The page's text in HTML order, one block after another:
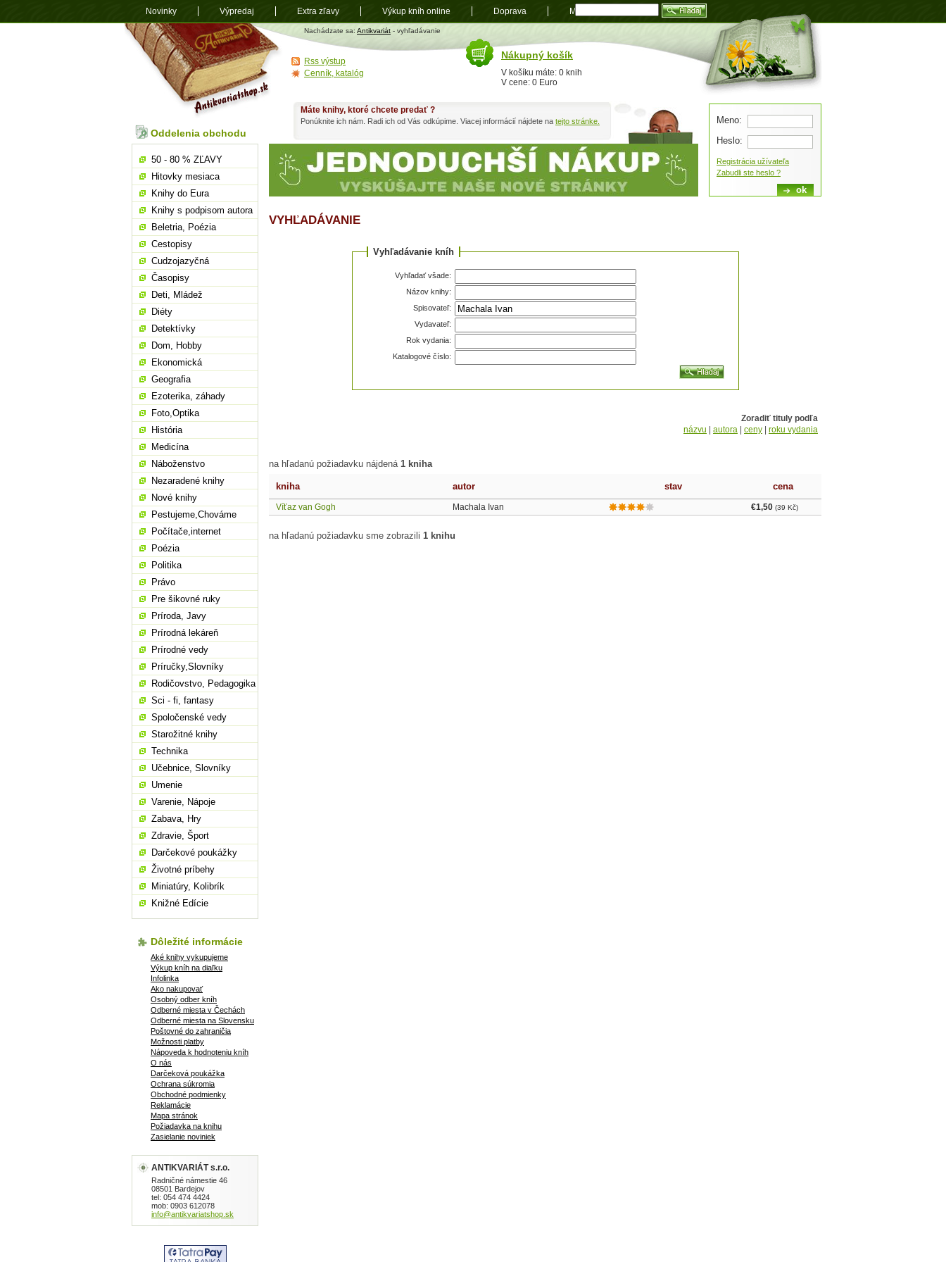
Antikvariát
shop.sk
Nachádzate sa: Antikvariát - vyhľadávanie
VYHĽADÁVANIE
Vyhľadávanie kníh
Vyhľadať všade:
Názov knihy:
Spisovateľ:
Vydavateľ:
Rok vydania:
Katalogové číslo:
Zoradiť tituly podľa
názvu
autora ceny roku vydania
na hľadanú požiadavku nájdená 1 kniha
kniha autor stav cena
Víťaz van Gogh Machala Ivan €1,50 (39 Kč)
na hľadanú požiadavku sme zobrazili 1 knihu
Máte knihy, ktoré chcete predať ?
Ponúknite ich nám. Radi ich od Vás odkúpime. Viacej informácií nájdete na tejto stránke.
Oddelenia obchodu
50 - 80 % ZĽAVY
Hitovky mesiaca
Knihy do Eura
Knihy s podpisom autora
Beletria, Poézia
Cestopisy
Cudzojazyčná
Časopisy
Deti, Mládež
Diéty
Detektívky
Dom, Hobby
Ekonomická
Geografia
Ezoterika, záhady
Foto,Optika
História
Medicína
Náboženstvo
Nezaradené knihy
Nové knihy
Pestujeme,Chováme
Počítače,internet
Poézia
Politika
Právo
Pre šikovné ruky
Príroda, Javy
Prírodná lekáreň
Prírodné vedy
Príručky,Slovníky
Rodičovstvo, Pedagogika
Sci - fi, fantasy
Spoločenské vedy
Starožitné knihy
Technika
Učebnice, Slovníky
Umenie
Varenie, Nápoje
Zabava, Hry
Zdravie, Šport
Darčekové poukážky
Životné príbehy
Miniatúry, Kolibrík
Knižné Edície
Dôležité informácie
Aké knihy vykupujeme
Výkup kníh na diaľku
Infolinka
Ako nakupovať
Osobný odber kníh
Odberné miesta v Čechách
Odberné miesta na Slovensku
Poštovné do zahraničia
Možnosti platby
Nápoveda k hodnoteniu kníh
O nás
Darčeková poukážka
Ochrana súkromia
Obchodné podmienky
Reklamácie
Mapa stránok
Požiadavka na knihu
Zasielanie noviniek
ANTIKVARIÁT s.r.o.
Radničné námestie 46
08501 Bardejov
tel: 054 474 4424
mob: 0903 612078
info@antikvariatshop.sk
Meno:
Heslo:
Registrácia užívateľa
Zabudli ste heslo ?
Nákupný košík
V košíku máte: 0 knih
V cene: 0 Euro
Rss výstup
Cenník, katalóg
Novinky Výpredaj Extra zľavy Výkup kníh online Doprava Mapa